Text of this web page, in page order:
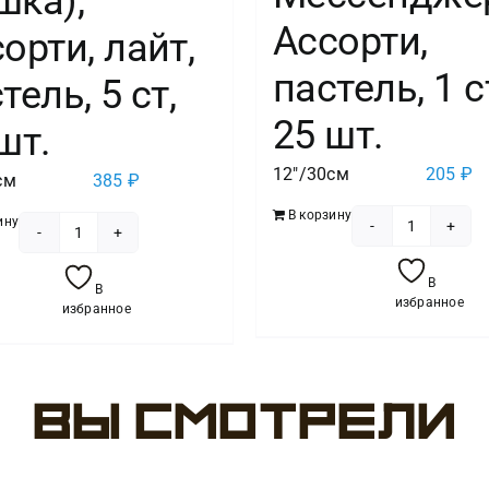
лайт,
5 ст,
385 ₽
товара
Шар
Днем
В
избранное
Ассорти,
пастель, 1
25 шт.
12"/30см 205 ₽
В корзину
товара
Ассорти,
В
избранное
Вы смотрели